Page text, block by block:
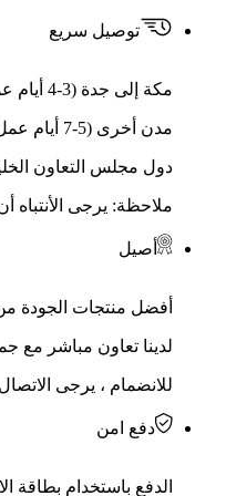
توصيل سريع
مكة إلى جدة (3-4 أيام عمل)
مدن أخرى (5-7 أيام عمل)
دول مجلس التعاون الخليجي (8-10
ملاحظة: يرجى الأنتباه
أصيل
أفضل منتجات الجودة من
لدينا تعاون مباشر مع
للانضمام ، يرجى
دفع امن
الدفع باستخدام بطاقة